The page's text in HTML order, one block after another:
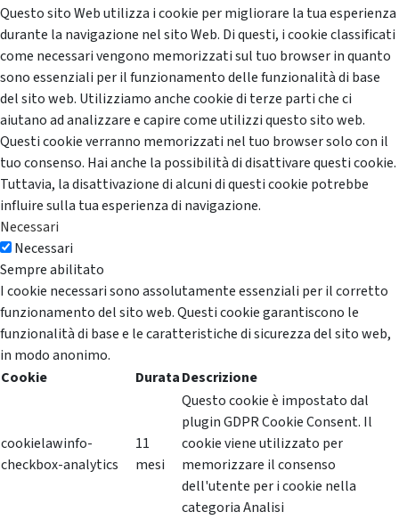
Questo sito Web utilizza i cookie per migliorare la tua esperienza
durante la navigazione nel sito Web. Di questi, i cookie classificati
come necessari vengono memorizzati sul tuo browser in quanto
sono essenziali per il funzionamento delle funzionalità di base
del sito web. Utilizziamo anche cookie di terze parti che ci
aiutano ad analizzare e capire come utilizzi questo sito web.
Questi cookie verranno memorizzati nel tuo browser solo con il
tuo consenso. Hai anche la possibilità di disattivare questi cookie.
Tuttavia, la disattivazione di alcuni di questi cookie potrebbe
influire sulla tua esperienza di navigazione.
Necessari
Necessari
Sempre abilitato
I cookie necessari sono assolutamente essenziali per il corretto
funzionamento del sito web. Questi cookie garantiscono le
funzionalità di base e le caratteristiche di sicurezza del sito web,
in modo anonimo.
Cookie
DurataDescrizione
cookielawinfo-
checkbox-analytics
11
mesi
Questo cookie è impostato dal
plugin GDPR Cookie Consent. Il
cookie viene utilizzato per
memorizzare il consenso
dell'utente per i cookie nella
categoria Analisi